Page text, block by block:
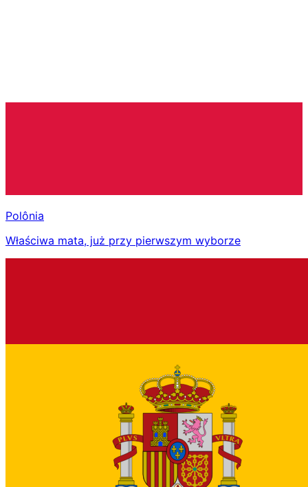
Polônia
Właściwa mata, już przy pierwszym wyborze